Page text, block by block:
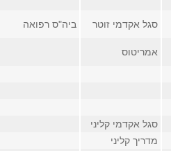
סגל אקדמי זוטר ביה"ס רפואה
אמריטוס
סגל אקדמי קליני
מדריך קליני